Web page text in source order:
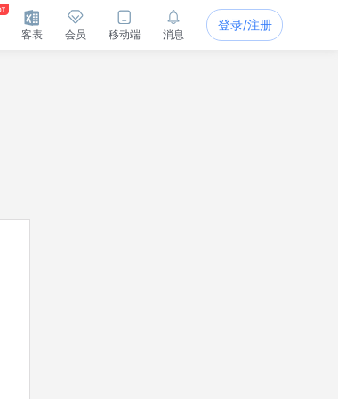
客表 会员 移动端 消息
登录/注册